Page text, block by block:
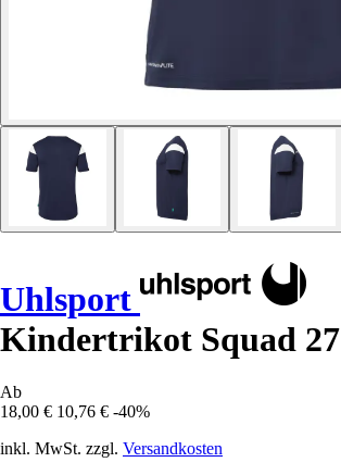
Uhlsport
Kindertrikot Squad 27
Ab
18,00 € 10,76 € -40%
inkl. MwSt. zzgl. Versandkosten